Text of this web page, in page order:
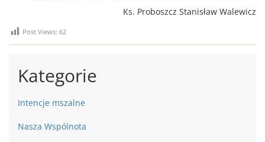
Ks. Proboszcz Stanisław Walewicz
Post Views: 62
Kategorie
Intencje mszalne
Nasza Wspólnota